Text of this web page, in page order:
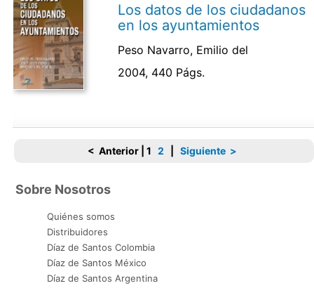
Los datos de los ciudadanos
en los ayuntamientos
Peso Navarro, Emilio del
2004, 440 Págs.
< Anterior| 1 2 Siguiente >
Sobre Nosotros
Quiénes somos
Distribuidores
Díaz de Santos Colombia
Díaz de Santos México
Díaz de Santos Argentina